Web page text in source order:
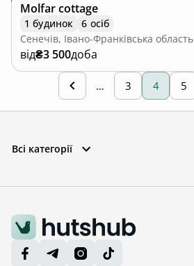
Molfar cottage
1 будинок
6 осіб
Сенечів, Івано-Франківська область
від₴3 500доба
… 3 4 5
Всі категорії